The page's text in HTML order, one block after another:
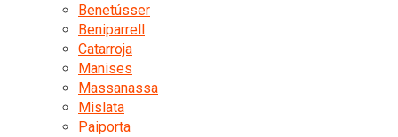
Benetússer
Beniparrell
Catarroja
Manises
Massanassa
Mislata
Paiporta